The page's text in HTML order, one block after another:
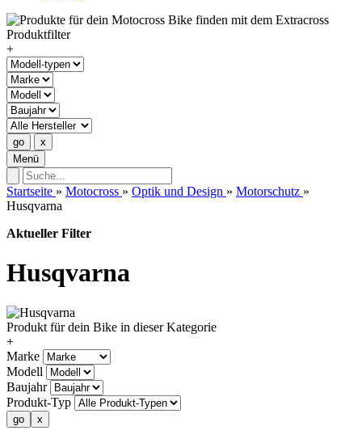
+
Menü
Startseite » Motocross » Optik und Design » Motorschutz »
Husqvarna
Aktueller Filter
Husqvarna
Produkt für dein Bike in dieser Kategorie
+
Marke
Modell
Baujahr
Produkt-Typ